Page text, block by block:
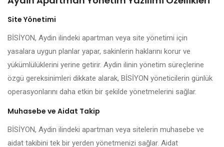
Site Yönetimi
BİSİYON, Aydin ilindeki apartman veya site yönetimi için
yasalara uygun planlar yapar, sakinlerin haklarını korur ve
yükümlülüklerini yerine getirir. Aydin ilinin yönetim süreçlerine
özgü gereksinimleri dikkate alarak, BİSİYON yöneticilerin günlük
operasyonlarını daha etkin bir şekilde yönetmelerini sağlar.
Muhasebe ve Aidat Takip
BİSİYON, Aydin ilindeki apartman veya sitelerin muhasebe ve
aidat takibini tek bir yerden yönetmenizi sağlar. Aidat